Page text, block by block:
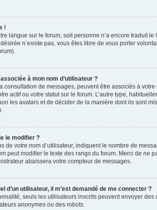
!
langue sur le forum, soit personne n’a encore traduit
n’existe pas, vous êtes libre de vous porter
à mon nom d’utilisateur ?
consultation de messages, peuvent être associés à
actif ou votre statut sur le forum. L’autre type,
les avatars et de décider de la manière dont ils sont
le modifier ?
de votre nom d’utilisateur, indiquent le nombre de
peut modifier le texte des rangs du forum. Merci de
abaissera votre compteur de messages.
d’un utilisateur, il m’est demandé de me connecter ?
seuls les utilisateurs inscrits peuvent envoyer
anonymes ou des robots.